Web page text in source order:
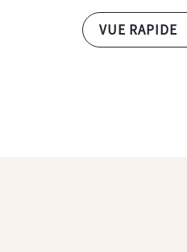
VUE RAPIDE